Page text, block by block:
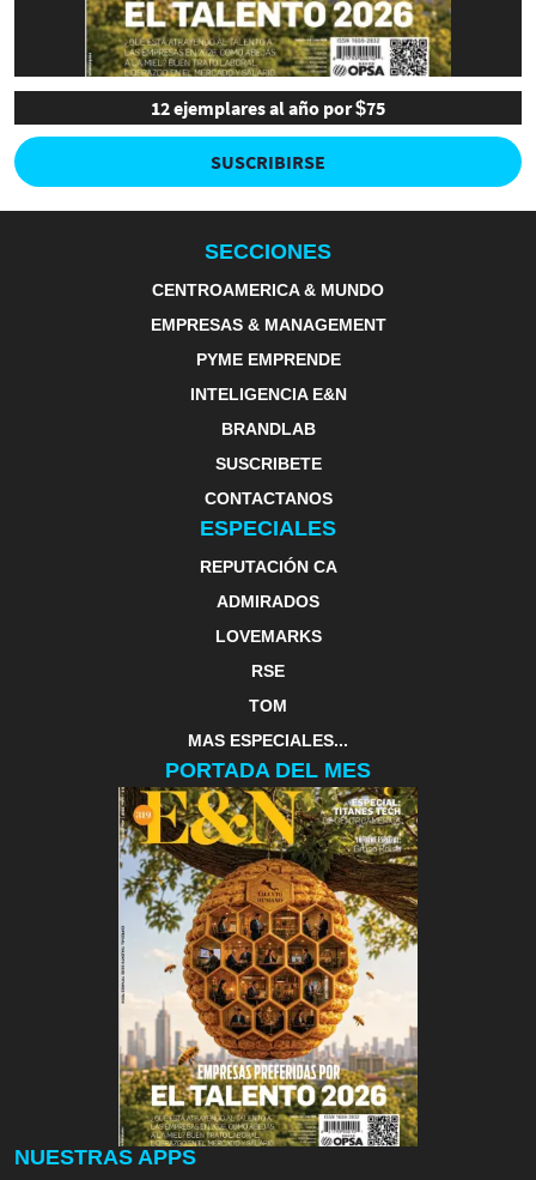
12 ejemplares al año por $75
SUSCRIBIRSE
SECCIONES
CENTROAMERICA & MUNDO
EMPRESAS & MANAGEMENT
PYME EMPRENDE
INTELIGENCIA E&N
BRANDLAB
SUSCRIBETE
CONTACTANOS
ESPECIALES
REPUTACIÓN CA
ADMIRADOS
LOVEMARKS
RSE
TOM
MAS ESPECIALES...
PORTADA DEL MES
NUESTRAS APPS